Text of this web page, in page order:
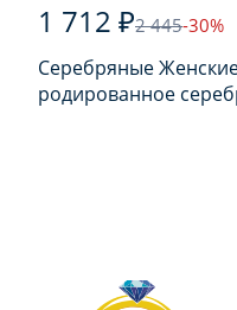
1 712 ₽2 445-30%
Серебряные
родированное